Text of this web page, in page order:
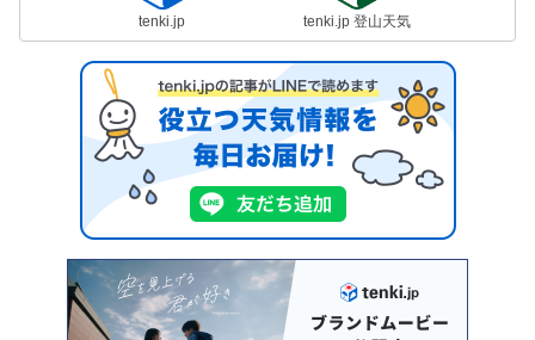
tenki.jp tenki.jp 登山天気